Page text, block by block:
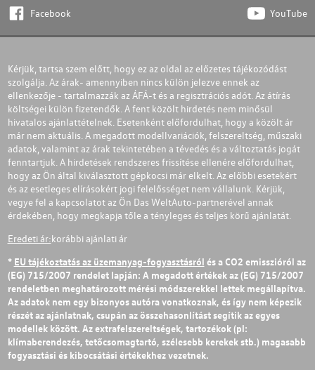
Facebook YouTube
Kérjük, tartsa szem előtt, hogy ez az oldal az előzetes tájékozódást
szolgálja. Az árak- amennyiben nincs külön jelezve ennek az
ellenkezője - tartalmazzák az ÁFÁ-t és a regisztrációs adót. Az átírás
költségei külön fizetendők. A fent közölt hirdetés nem minősül
hivatalos ajánlattételnek. Esetenként előfordulhat, hogy a közölt ár
már nem aktuális. A megadott modellvariációk, felszereltség, műszaki
adatok, valamint az árak tekintetében a tévedés és a változtatás jogát
fenntartjuk. A hirdetések rendszeres frissítése ellenére előfordulhat,
hogy az Ön által kiválasztott gépkocsi már elkelt. Az előbbi esetekért
és az esetleges elírásokért jogi felelősséget nem vállalunk. Kérjük,
vegye fel a kapcsolatot az Ön Das WeltAuto-partnerével annak
érdekében, hogy megkapja tőle a tényleges és teljes körű ajánlatát.
Eredeti ár:korábbi ajánlati ár
* EU tájékoztatás az üzemanyag-fogyasztásról és a CO2 emisszióról az
(EG) 715/2007 rendelet lapján: A megadott értékek az (EG) 715/2007
rendeletben meghatározott mérési módszerekkel lettek megállapítva.
Az adatok nem egy bizonyos autóra vonatkoznak, és így nem képezik
részét az ajánlatnak, csupán az összehasonlítást segítik az egyes
modellek között. Az extrafelszereltségek, tartozékok (pl:
klímaberendezés, tetőcsomagtartó, szélesebb kerekek stb.) magasabb
fogyasztási és kibocsátási értékekhez vezetnek.